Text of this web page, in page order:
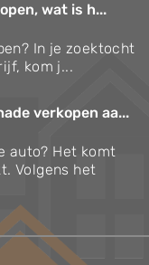
wat is h...
In je zoektocht
kom j...
verkopen aa...
auto? Het komt
Volgens het